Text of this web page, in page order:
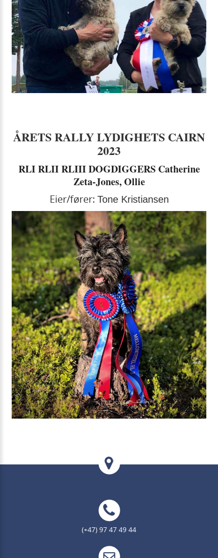
ÅRETS RALLY LYDIGHETS CAIRN
2023
RLI RLII RLIII DOGDIGGERS Catherine
Zeta-Jones, Ollie
Eier/fører: Tone Kristiansen
(+47) 97 47 49 44